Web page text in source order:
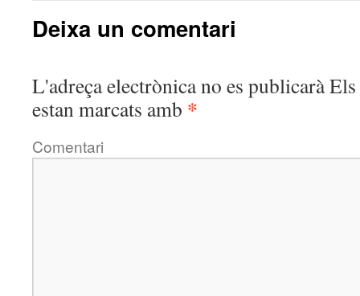
Deixa un comentari
L'adreça electrònica no es publicaràEls
estan marcats amb *
Comentari